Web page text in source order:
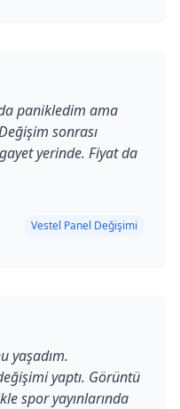
panikledim ama
sonrası
yerinde. Fiyat da
Vestel Panel Değişimi
yaşadım.
yaptı. Görüntü
spor yayınlarında